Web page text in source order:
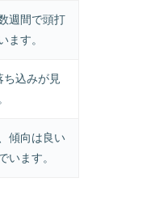
週間で頭打
ます。
ち込みが見
傾向は良い
います。